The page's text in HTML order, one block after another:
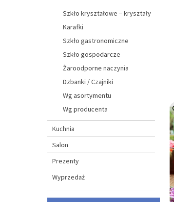
Szkło kryształowe – kryształy
Karafki
Szkło gastronomiczne
Szkło gospodarcze
Żaroodporne naczynia
Dzbanki / Czajniki
Wg asortymentu
Wg producenta
Kuchnia
Salon
Prezenty
Wyprzedaż